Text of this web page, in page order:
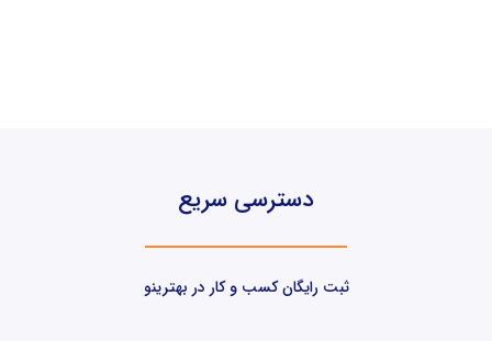
دسترسی سریع
ثبت رایگان کسب و کار در بهترینو